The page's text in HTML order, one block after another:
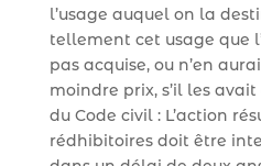
l’usage auquel on la
tellement cet usage que
pas acquise, ou n’en
moindre prix, s’il les
du Code civil : L’action
rédhibitoires doit être